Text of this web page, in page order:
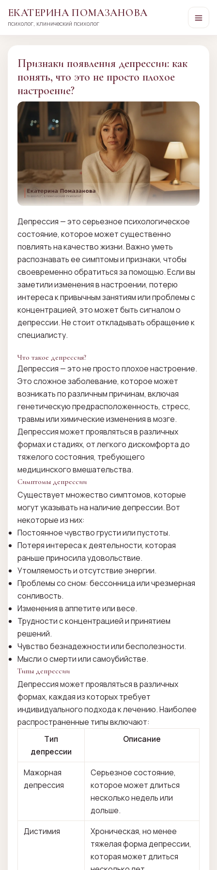
ЕКАТЕРИНА ПОМАЗАНОВА
психолог, клинический психолог
Признаки появления депрессии: как
понять, что это не просто плохое
настроение?
Депрессия — это серьезное психологическое
состояние, которое может существенно
повлиять на качество жизни. Важно уметь
распознавать ее симптомы и признаки, чтобы
своевременно обратиться за помощью. Если вы
заметили изменения в настроении, потерю
интереса к привычным занятиям или проблемы с
концентрацией, это может быть сигналом о
депрессии. Не стоит откладывать обращение к
специалисту.
Что такое депрессия?
Депрессия — это не просто плохое настроение.
Это сложное заболевание, которое может
возникать по различным причинам, включая
генетическую предрасположенность, стресс,
травмы или химические изменения в мозге.
Депрессия может проявляться в различных
формах и стадиях, от легкого дискомфорта до
тяжелого состояния, требующего
медицинского вмешательства.
Симптомы депрессии
Существует множество симптомов, которые
могут указывать на наличие депрессии. Вот
некоторые из них:
Постоянное чувство грусти или пустоты.
Потеря интереса к деятельности, которая
раньше приносила удовольствие.
Утомляемость и отсутствие энергии.
Проблемы со сном: бессонница или чрезмерная
сонливость.
Изменения в аппетите или весе.
Трудности с концентрацией и принятием
решений.
Чувство безнадежности или бесполезности.
Мысли о смерти или самоубийстве.
Типы депрессии
Депрессия может проявляться в различных
формах, каждая из которых требует
индивидуального подхода к лечению. Наиболее
распространенные типы включают:
Тип
депрессии
Описание
Мажорная
депрессия
Серьезное состояние,
которое может длиться
несколько недель или
дольше.
Дистимия
Хроническая, но менее
тяжелая форма депрессии,
которая может длиться